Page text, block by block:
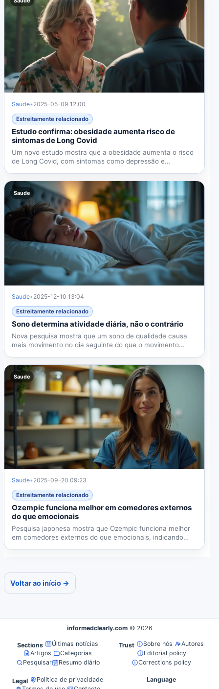
Saude• 2025-05-09 12:00
Estreitamente relacionado
Estudo confirma: obesidade aumenta risco de
sintomas de Long Covid
Um novo estudo mostra que a obesidade aumenta o risco
de Long Covid, com sintomas como depressão e
Saude
Saude• 2025-12-10 13:04
Estreitamente relacionado
Sono determina atividade diária, não o contrário
Nova pesquisa mostra que um sono de qualidade causa
mais movimento no dia seguinte do que o movimento
Saude
Saude• 2025-09-20 09:23
Estreitamente relacionado
Ozempic funciona melhor em comedores externos
do que emocionais
Pesquisa japonesa mostra que Ozempic funciona melhor
em comedores externos do que emocionais, indicando
Voltar ao início →
informedclearly.com © 2026
Sections
Últimas notícias
Artigos
Categorias
Pesquisar
Resumo diário
Trust Sobre nós
Autores
Editorial policy
Corrections policy
Legal
Política de privacidade
Language